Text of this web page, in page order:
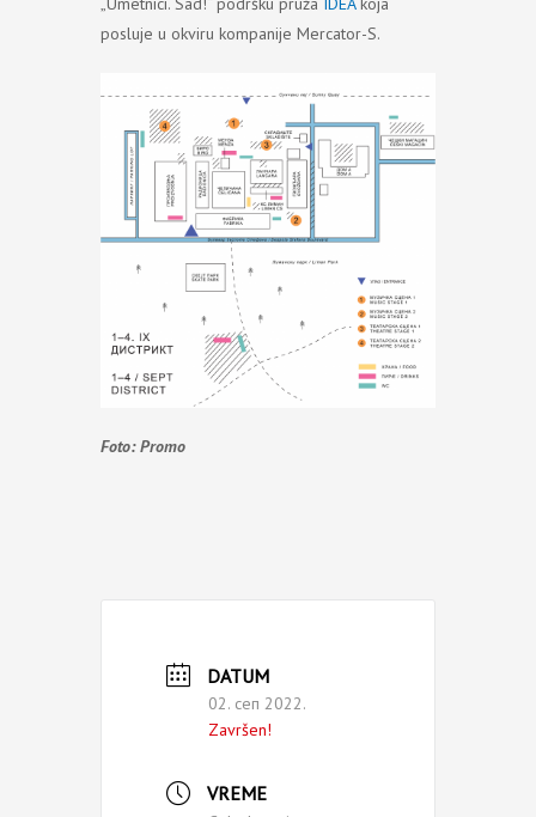
posluje u okviru kompanije Mercator-S.
Foto: Promo
DATUM
02. сеп 2022.
Završen!
VREME